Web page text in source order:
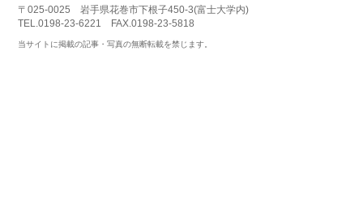
〒025-0025 岩手県花巻市下根子450-3(富士大学内)
TEL.0198-23-6221 FAX.0198-23-5818
当サイトに掲載の記事・写真の無断転載を禁じます。